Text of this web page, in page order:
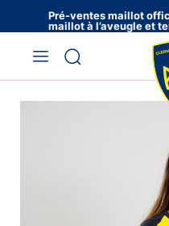
Pré-ventes maillot
maillot à l’aveugle et
en VIP !